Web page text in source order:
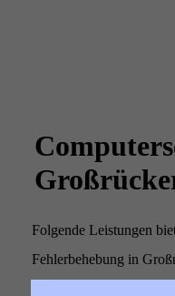
Folgende Leistungen
Fehlerbehebung in